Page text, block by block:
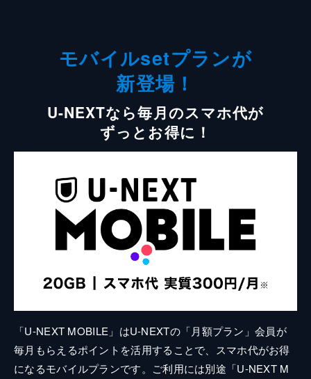
モバイルsetプランが
新登場！
U-NEXTなら毎月のスマホ代が
ずっとお得に！
「U-NEXT MOBILE」はU-NEXTの「月額プラン」会員が
毎月もらえるポイントを活用することで、スマホ代がお得
になるモバイルプランです。ご利用には別途「U-NEXT M